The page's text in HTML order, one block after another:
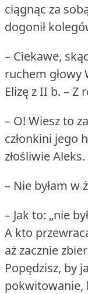
ciągnąc za
dogonił
– Ciekawe,
ruchem głowy
Elizę z II b. – Z
– O! Wiesz to
członkini jego
złośliwie Aleks.
– Nie byłam w
– Jak to: „nie
A kto
aż zacznie
Popędzisz, by
pokwitowanie,